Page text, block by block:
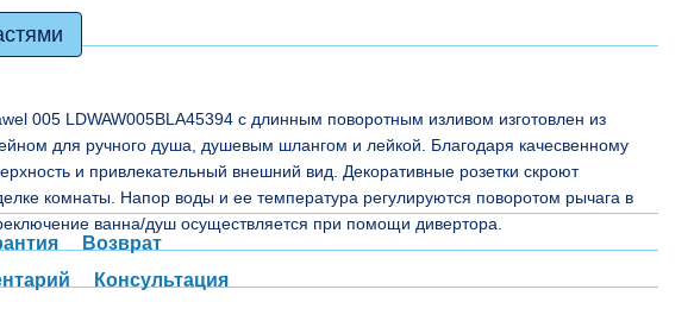
005 LDWAW005BLA45394 с длинным поворотным изливом изготовлен из
для ручного душа, душевым шлангом и лейкой. Благодаря качесвенному
и привлекательный внешний вид. Декоративные розетки скроют
комнаты. Напор воды и ее температура регулируются поворотом рычага в
ванна/душ осуществляется при помощи дивертора.
Возврат
Консультация